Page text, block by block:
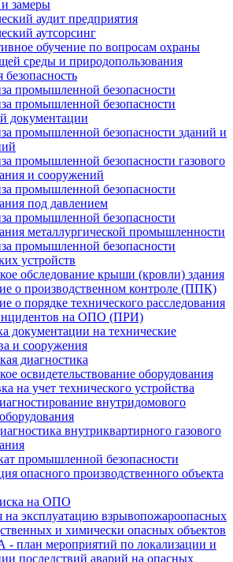
замеры
аудит предприятия
аутсорсинг
обучение по вопросам охраны
среды и природопользования
промышленной безопасности
промышленной безопасности
документации
промышленной безопасности зданий и
промышленной безопасности газового
и сооружений
промышленной безопасности
под давлением
промышленной безопасности
металлургической промышленности
промышленной безопасности
устройств
обследование крыши (кровли) здания
о производственном контроле (ППК)
о порядке технического расследования
на ОПО (ПРИ)
документации на технические
и сооружения
диагностика
освидетельствование оборудования
на учет технического устройства
внутридомового
внутриквартирного газового
промышленной безопасности
опасного производственного объекта
на ОПО
на эксплуатацию взрывопожароопасных
и химически опасных объектов
мероприятий по локализации и
последствий аварий на опасных